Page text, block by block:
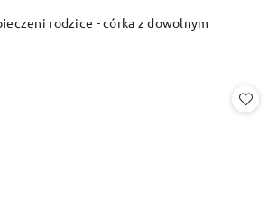
rodzice - córka z dowolnym